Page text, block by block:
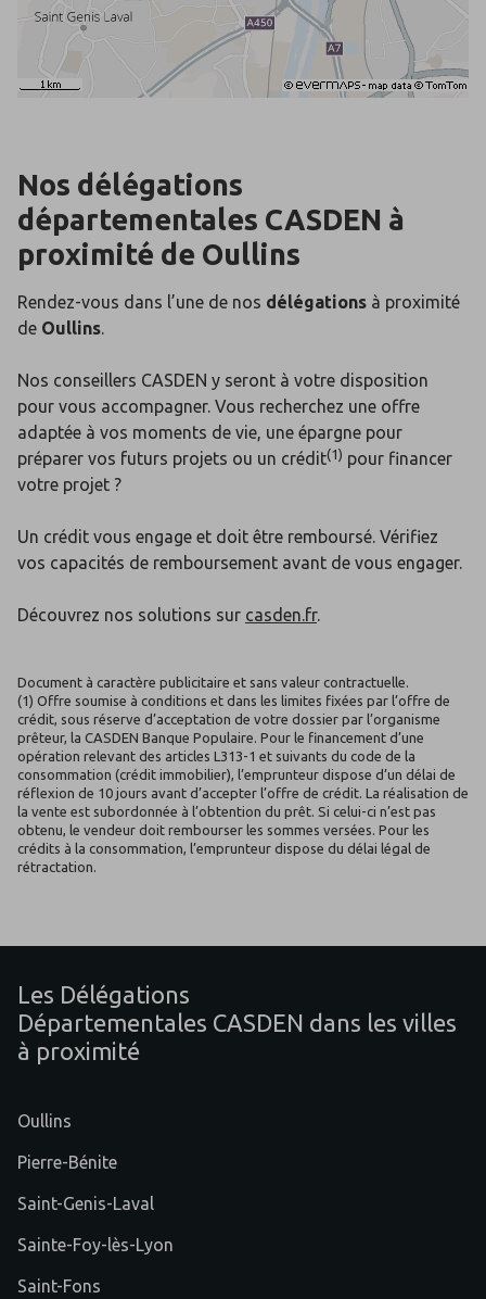
Nos délégations
départementales CASDEN à
proximité de Oullins
Rendez-vous dans l’une de nos délégations à proximité
de Oullins.
Nos conseillers CASDEN y seront à votre disposition
pour vous accompagner. Vous recherchez une offre
adaptée à vos moments de vie, une épargne pour
préparer vos futurs projets ou un crédit(1) pour financer
votre projet ?
Un crédit vous engage et doit être remboursé. Vérifiez
vos capacités de remboursement avant de vous engager.
Découvrez nos solutions sur casden.fr.
Document à caractère publicitaire et sans valeur contractuelle.
(1) Offre soumise à conditions et dans les limites fixées par l’offre de
crédit, sous réserve d’acceptation de votre dossier par l’organisme
prêteur, la CASDEN Banque Populaire. Pour le financement d’une
opération relevant des articles L313-1 et suivants du code de la
consommation (crédit immobilier), l’emprunteur dispose d’un délai de
réflexion de 10 jours avant d’accepter l’offre de crédit. La réalisation de
la vente est subordonnée à l’obtention du prêt. Si celui-ci n’est pas
obtenu, le vendeur doit rembourser les sommes versées. Pour les
crédits à la consommation, l’emprunteur dispose du délai légal de
rétractation.
Les Délégations
Départementales CASDEN dans les villes
à proximité
Oullins
Pierre-Bénite
Saint-Genis-Laval
Sainte-Foy-lès-Lyon
Saint-Fons